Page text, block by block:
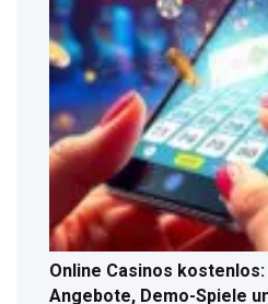
Online Casinos
Angebote, Demo-Spiele